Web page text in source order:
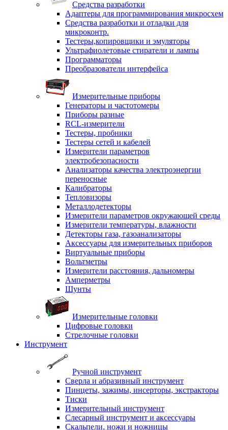
Средства разработки
Адаптеры для программирования микросхем
Средства разработки и отладки для
микроконтр.
Тестеры,копировщики и эмуляторы
Ультрафиолетовые стиратели и лампы
Программаторы
Преобразователи интерфейса
Измерительные приборы
Генераторы и частотомеры
Приборы разные
RCL-измерители
Тестеры, пробники
Тестеры сетей и кабелей
Измерители параметров
электробезопасности
Анализаторы качества электроэнергии
переносные
Калибраторы
Тепловизоры
Металлодетекторы
Измерители параметров окружающей среды
Измерители температуры, влажности
Детекторы газа, газоанализаторы
Аксессуары для измерительных приборов
Виртуальные приборы
Вольтметры
Измерители расстояния, дальномеры
Амперметры
Шунты
Измерительные головки
Цифровые головки
Стрелочные головки
Инструмент
Ручной инструмент
Сверла и абразивный инструмент
Пинцеты, зажимы, инсерторы, экстракторы
Тиски
Измерительный инструмент
Слесарный инструмент и аксессуары
Скальпели, ножи и ножницы